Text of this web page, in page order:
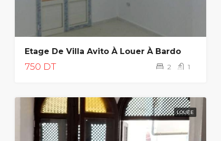
Etage De Villa Avito À Louer À Bardo
750 DT 2 1
LOUÉE